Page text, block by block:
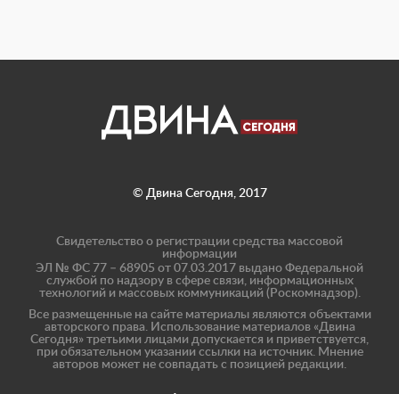
© Двина Сегодня, 2017
Свидетельство о регистрации средства массовой
информации
ЭЛ № ФС 77 – 68905 от 07.03.2017 выдано Федеральной
службой по надзору в сфере связи, информационных
технологий и массовых коммуникаций (Роскомнадзор).
Все размещенные на сайте материалы являются объектами
авторского права. Использование материалов «Двина
Сегодня» третьими лицами допускается и приветствуется,
при обязательном указании ссылки на источник. Мнение
авторов может не совпадать с позицией редакции.